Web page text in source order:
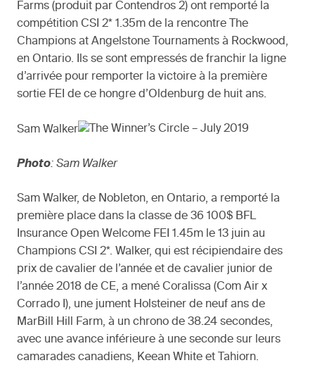
Farms (produit par Contendros 2) ont remporté la
compétition CSI 2* 1.35m de la rencontre The
Champions at Angelstone Tournaments à Rockwood,
en Ontario. Ils se sont empressés de franchir la ligne
d’arrivée pour remporter la victoire à la première
sortie FEI de ce hongre d’Oldenburg de huit ans.
Sam Walker
Photo: Sam Walker
Sam Walker, de Nobleton, en Ontario, a remporté la
première place dans la classe de 36 100$ BFL
Insurance Open Welcome FEI 1.45m le 13 juin au
Champions CSI 2*. Walker, qui est récipiendaire des
prix de cavalier de l’année et de cavalier junior de
l’année 2018 de CE, a mené Coralissa (Com Air x
Corrado I), une jument Holsteiner de neuf ans de
MarBill Hill Farm, à un chrono de 38.24 secondes,
avec une avance inférieure à une seconde sur leurs
camarades canadiens, Keean White et Tahiorn.